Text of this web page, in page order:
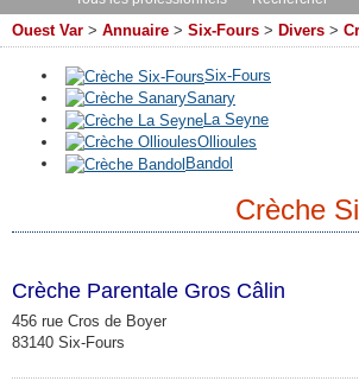
Ouest Var > Annuaire > Six-Fours > Divers >
Six-Fours
Sanary
La Seyne
Ollioules
Bandol
Crèche
Crèche Parentale Gros Câlin
456 rue Cros de Boyer
83140 Six-Fours